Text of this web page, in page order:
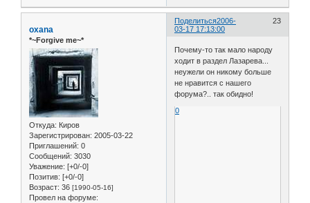
Поделиться 23
2006-
03-17 17:13:00
oxana
*~Forgive me~*
Откуда: Киров
Зарегистрирован: 2005-03-22
Приглашений: 0
Сообщений: 3030
Уважение: [+0/-0]
Позитив: [+0/-0]
Возраст: 36 [1990-05-16]
Провел на форуме:
Почему-то так мало народу
ходит в раздел Лазарева...
неужели он никому больше
не нравится с нашего
форума?.. так обидно!
0